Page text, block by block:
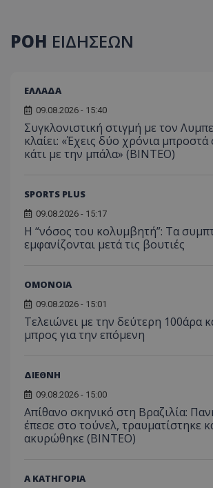
ΡΟΗ ΕΙΔΗΣΕΩΝ
ΕΛΛΑΔΑ
09.08.2026 - 15:40
Συγκλονιστική στιγμή με τον
κλαίει: «Έχεις δύο χρόνια μπροστά
κάτι με την μπάλα» (ΒΙΝΤΕΟ)
SPORTS PLUS
09.08.2026 - 15:17
Η “νόσος του κολυμβητή”: Τα
εμφανίζονται μετά τις βουτιές
ΟΜΟΝΟΙΑ
09.08.2026 - 15:01
Τελειώνει με την δεύτερη 100άρα
μπρος για την επόμενη
ΔΙΕΘΝΗ
09.08.2026 - 15:00
Απίθανο σκηνικό στη Βραζιλία:
έπεσε στο τούνελ, τραυματίστηκε
ακυρώθηκε (BINTEO)
Α ΚΑΤΗΓΟΡΙΑ